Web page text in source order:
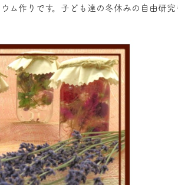
ム作りです。子ども達の冬休みの自由研